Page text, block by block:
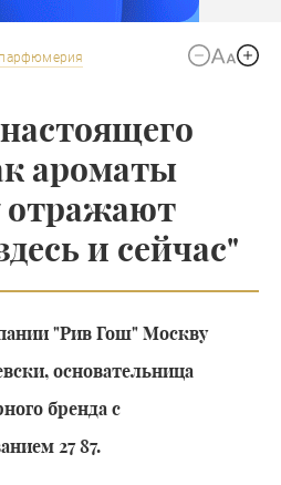
ароматы
отражают
и сейчас"
"Рив Гош" Москву
основательница
бренда с
27 87.